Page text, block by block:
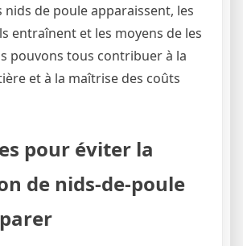
nids de poule apparaissent, les
entraînent et les moyens de les
pouvons tous contribuer à la
et à la maîtrise des coûts
pour éviter la
de nids-de-poule